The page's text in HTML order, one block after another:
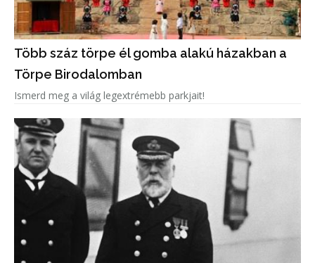
Több száz törpe él gomba alakú házakban a
Törpe Birodalomban
Ismerd meg a világ legextrémebb parkjait!